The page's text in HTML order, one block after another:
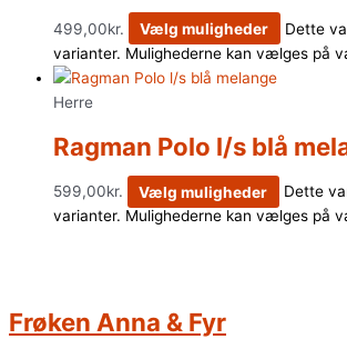
499,00kr. Vælg muligheder
Dette
varianter. Mulighederne kan vælges på
Herre
Ragman Polo l/s blå
599,00kr. Vælg muligheder
Dette
varianter. Mulighederne kan vælges på
Frøken Anna & Fyr